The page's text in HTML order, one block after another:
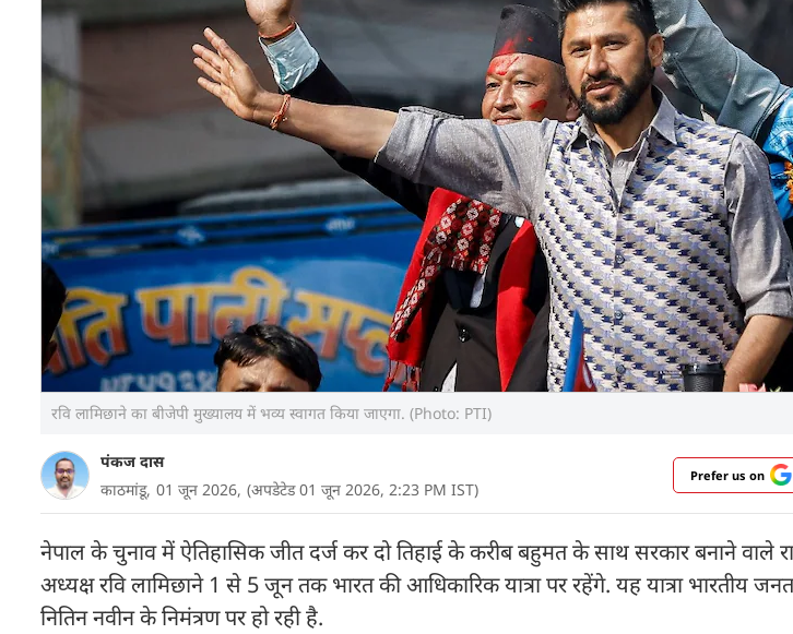
रवि लामिछाने का बीजेपी मुख्यालय में भव्य स्वागत किया जाएगा. (Photo: PTI)
पंकज दास
काठमांडू, 01 जून 2026, (अपडेटेड 01 जून 2026, 2:23 PM IST)
Prefer us on
नेपाल के चुनाव में ऐतिहासिक जीत दर्ज कर दो तिहाई के करीब बहुमत के साथ सरकार बनाने वाले
अध्यक्ष रवि लामिछाने 1 से 5 जून तक भारत की आधिकारिक यात्रा पर रहेंगे. यह यात्रा भारतीय जनता
नितिन नवीन के निमंत्रण पर हो रही है.